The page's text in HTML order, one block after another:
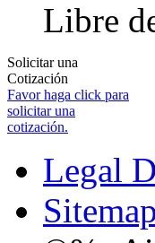
Libre
Solicitar una
Cotización
Favor haga click para
solicitar una
cotización.
Legal
Sitemap